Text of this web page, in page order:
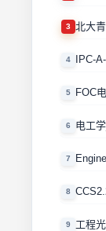
3 北大
4 IPC-
5 FOC
6 电工
7
8
9 工程